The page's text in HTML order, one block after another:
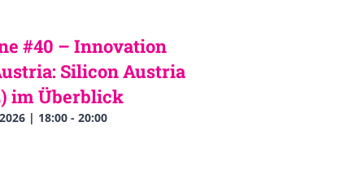
#40 – Innovation
Silicon Austria
im Überblick
| 18:00- 20:00